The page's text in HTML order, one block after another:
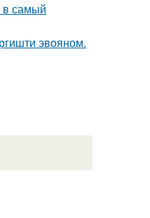
в самый
эвояном.